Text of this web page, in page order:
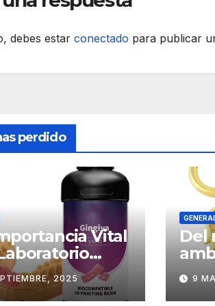
debes estar conectado para publicar
perdido
Vital
en la
de
2025
Del
9